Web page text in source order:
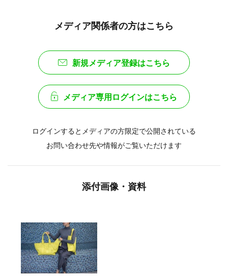
メディア関係者の方はこちら
新規メディア登録はこちら
メディア専用ログインはこちら
ログインするとメディアの方限定で公開されている
お問い合わせ先や情報がご覧いただけます
添付画像・資料